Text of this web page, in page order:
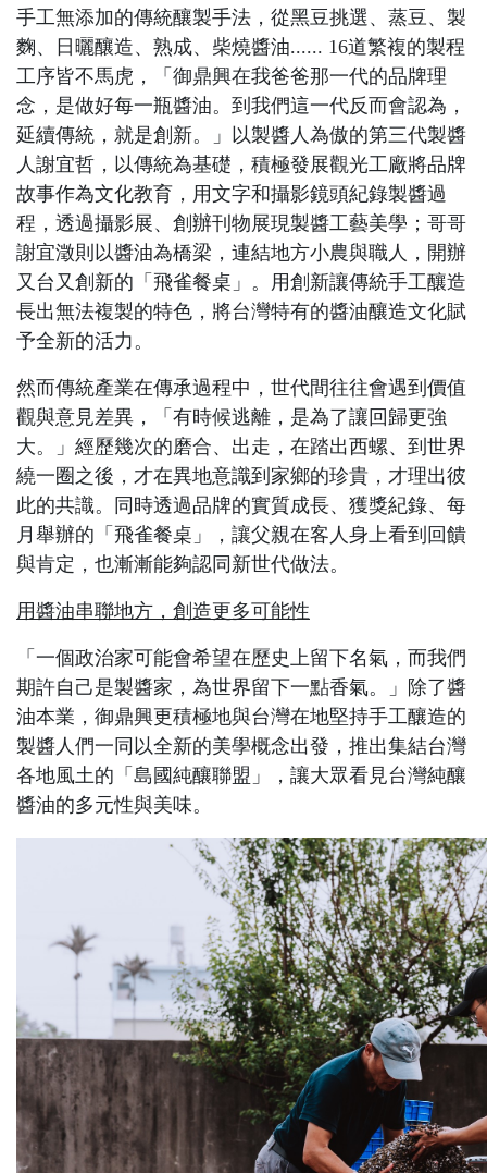
手工無添加的傳統釀製手法，從黑豆挑選、蒸豆、製
麴、日曬釀造、熟成、柴燒醬油...... 16道繁複的製程
工序皆不馬虎，「御鼎興在我爸爸那一代的品牌理
念，是做好每一瓶醬油。到我們這一代反而會認為，
延續傳統，就是創新。」以製醬人為傲的第三代製醬
人謝宜哲，以傳統為基礎，積極發展觀光工廠將品牌
故事作為文化教育，用文字和攝影鏡頭紀錄製醬過
程，透過攝影展、創辦刊物展現製醬工藝美學；哥哥
謝宜澂則以醬油為橋梁，連結地方小農與職人，開辦
又台又創新的「飛雀餐桌」。用創新讓傳統手工釀造
長出無法複製的特色，將台灣特有的醬油釀造文化賦
予全新的活力。
然而傳統產業在傳承過程中，世代間往往會遇到價值
觀與意見差異，「有時候逃離，是為了讓回歸更強
大。」經歷幾次的磨合、出走，在踏出西螺、到世界
繞一圈之後，才在異地意識到家鄉的珍貴，才理出彼
此的共識。同時透過品牌的實質成長、獲獎紀錄、每
月舉辦的「飛雀餐桌」，讓父親在客人身上看到回饋
與肯定，也漸漸能夠認同新世代做法。
用醬油串聯地方，創造更多可能性
「一個政治家可能會希望在歷史上留下名氣，而我們
期許自己是製醬家，為世界留下一點香氣。」除了醬
油本業，御鼎興更積極地與台灣在地堅持手工釀造的
製醬人們一同以全新的美學概念出發，推出集結台灣
各地風土的「島國純釀聯盟」，讓大眾看見台灣純釀
醬油的多元性與美味。